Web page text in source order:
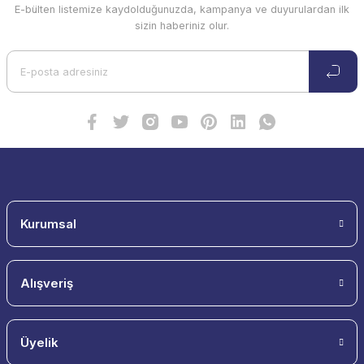
Ürün resmi kalitesiz, bozuk veya görüntülenemiyor.
E-bülten listemize kaydolduğunuzda, kampanya ve duyurulardan ilk
sizin haberiniz olur.
Kurumsal
Alışveriş
Üyelik